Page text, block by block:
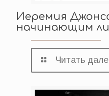
Иеремия
начинающим
Читать